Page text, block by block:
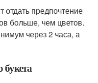
отдать предпочтение
больше, чем цветов.
через 2 часа, а